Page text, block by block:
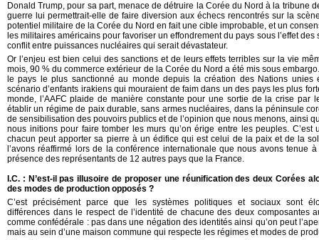
Donald Trump, pour sa part, menace de détruire la Corée du Nord à la tribune
guerre lui permettrait-elle de faire diversion aux échecs rencontrés sur la
potentiel militaire de la Corée du Nord en fait une cible improbable, et un
les militaires américains pour favoriser un effondrement du pays sous l’effet
conflit entre puissances nucléaires qui serait dévastateur.
Or l’enjeu est bien celui des sanctions et de leurs effets terribles sur la vie
mois, 90 % du commerce extérieur de la Corée du Nord a été mis sous
le pays le plus sanctionné au monde depuis la création des Nations
scénario d’enfants irakiens qui mouraient de faim dans un des pays les plus
monde, l’AAFC plaide de manière constante pour une sortie de la crise par
établir un régime de paix durable, sans armes nucléaires, dans la péninsule
de sensibilisation des pouvoirs publics et de l’opinion que nous menons, ainsi
nous initions pour faire tomber les murs qu’on érige entre les peuples.
chacun peut apporter sa pierre à un édifice qui est celui de la paix et de la
l’avons réaffirmé lors de la conférence internationale que nous avons tenue
présence des représentants de 12 autres pays que la France.
I.C. : N’est-il pas illusoire de proposer une réunification des deux Corées
des modes de production opposés ?
C’est précisément parce que les systèmes politiques et sociaux sont
différences dans le respect de l’identité de chacune des deux composantes
comme confédérale : pas dans une négation des identités ainsi qu’on peut
mais au sein d’une maison commune qui respecte les régimes et modes de